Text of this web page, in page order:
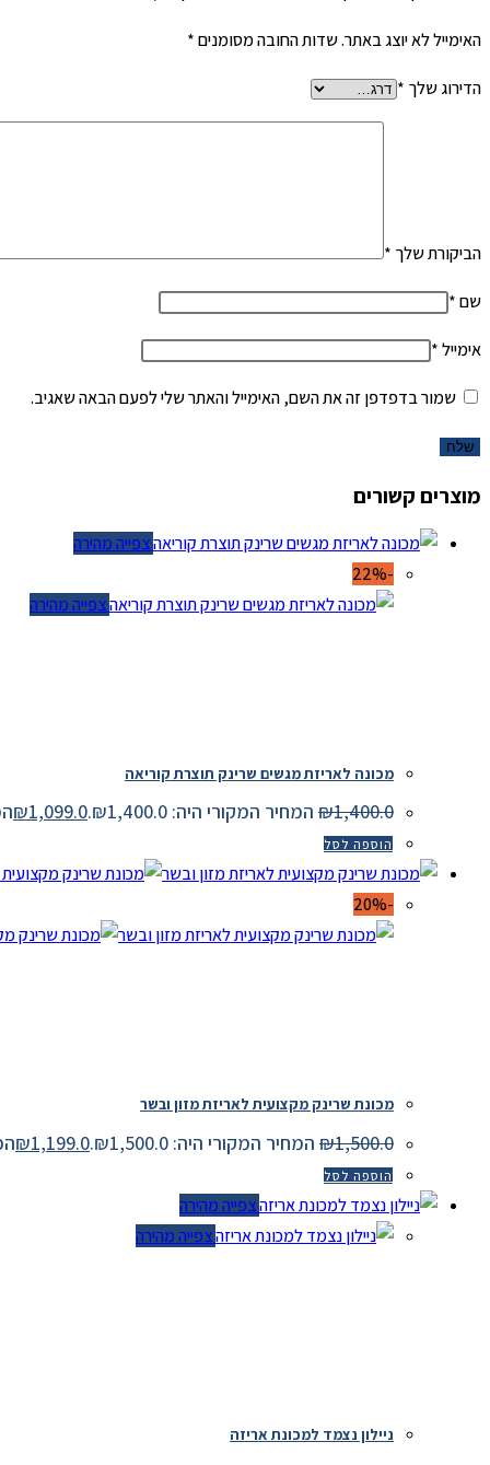
האימייל לא יוצג באתר.שדות החובה מסומנים*
הדירוג שלך*
הביקורת שלך*
שם*
אימייל*
שמור בדפדפן זה את השם, האימייל והאתר שלי לפעם הבאה שאגיב.
מוצרים קשורים
צפייה מהירה
צפייה מהירה
מכונה לאריזת מגשים שרינק תוצרת קוריאה
₪1,400.0 המחיר המקורי היה: ₪1,400.0. ₪1,099.0
הוספה לסל
מכונת שרינק מקצועית לאריזת מזון ובשר
₪1,500.0 המחיר המקורי היה: ₪1,500.0. ₪1,199.0
הוספה לסל
צפייה מהירה
צפייה מהירה
ניילון נצמד למכונת אריזה